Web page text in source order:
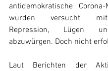
antidemokratische Corona-
wurden versucht
Repression, Lügen
abzuwürgen. Doch nicht
Laut Berichten der